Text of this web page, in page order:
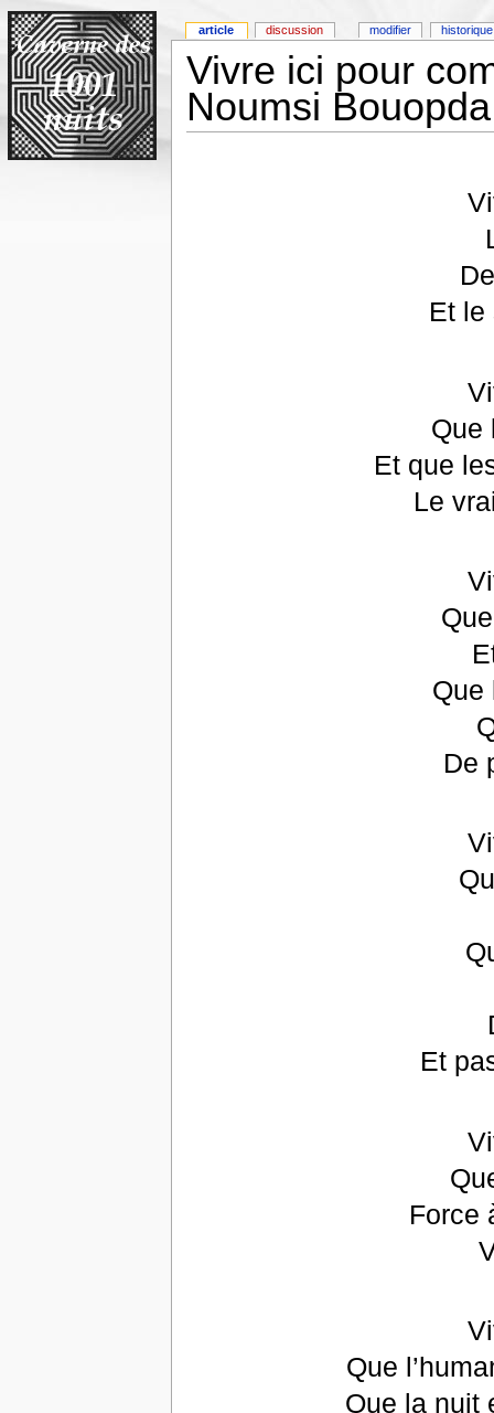
Vivre ici pour
Noumsi Bouopda
Et le
Que
Et que
Le
Que
De
Et
Force
Que
Que la nuit
article discussion modifier historique